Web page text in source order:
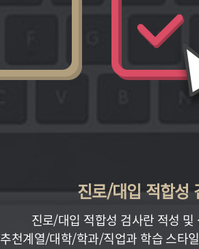
진로/대입 적합성
진로/대입 적합성 검사란 적성 및
추천계열/대학/학과/직업과 학습 스타